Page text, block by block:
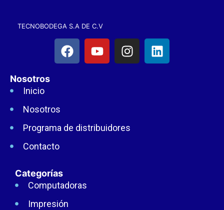
TECNOBODEGA S.A DE C.V
Nosotros
Inicio
Nosotros
Programa de distribuidores
Contacto
Categorías
Computadoras
Impresión